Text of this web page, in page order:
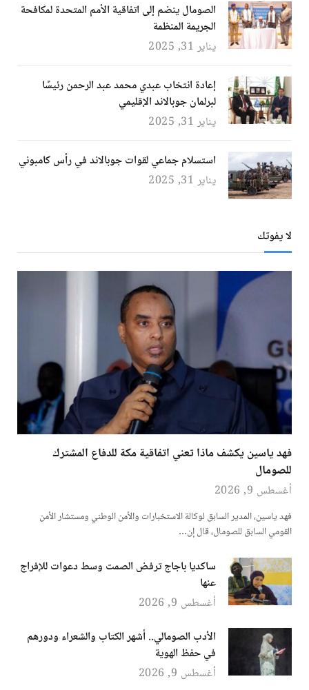
الصومال ينضم إلى اتفاقية الأمم المتحدة لمكافحة
الجريمة المنظمة
يناير 31, 2025
إعادة انتخاب عبدي محمد عبد الرحمن رئيسًا
لبرلمان جوبالاند الإقليمي
يناير 31, 2025
استسلام جماعي لقوات جوبالاند في رأس كامبوني
يناير 31, 2025
لا يفوتك
فهد ياسين يكشف ماذا تعني اتفاقية مكة للدفاع المشترك
للصومال
أغسطس 9, 2026
فهد ياسين، المدير السابق لوكالة الاستخبارات والأمن الوطني ومستشار الأمن
القومي السابق للصومال، قال إن…
ساكديا باجاج ترفض الصمت وسط دعوات للإفراج
عنها
أغسطس 9, 2026
الأدب الصومالي.. أشهر الكتاب والشعراء ودورهم
في حفظ الهوية
أغسطس 9, 2026